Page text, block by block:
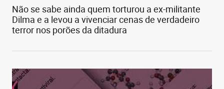
Não se sabe ainda quem torturou a ex-militante
Dilma e a levou a vivenciar cenas de verdadeiro
terror nos porões da ditadura